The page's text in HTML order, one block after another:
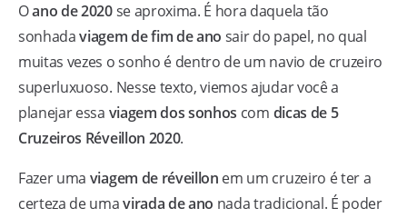
Oano de 2020se aproxima. É hora daquela tão
sonhadaviagem de fim de ano sair do papel, no qual
muitas vezes o sonho é dentro de um navio de cruzeiro
superluxuoso. Nesse texto, viemos ajudar você a
planejar essa viagem dos sonhos com dicas de 5
Cruzeiros Réveillon 2020.
Fazer uma viagem de réveillon em um cruzeiro é ter a
certeza de umavirada de ano nada tradicional. É poder